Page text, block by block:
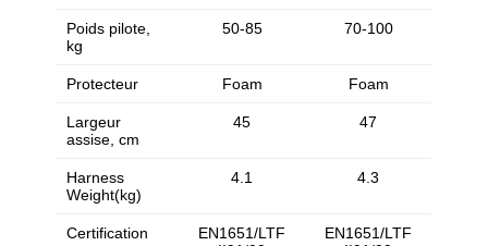
Poids pilote,
kg
50-85 70-100
Protecteur Foam Foam
Largeur
assise, cm
45 47
Harness
Weight(kg)
4.1 4.3
Certification
EN1651/LTF
EN1651/LTF